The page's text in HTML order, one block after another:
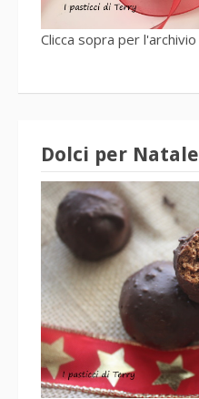
Clicca sopra per l'archivio
Dolci per Natale